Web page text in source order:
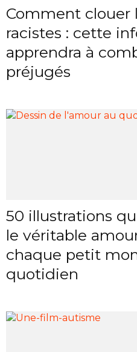
Comment clouer
racistes : cette
apprendra à
préjugés
50 illustrations
le véritable
chaque petit
quotidien